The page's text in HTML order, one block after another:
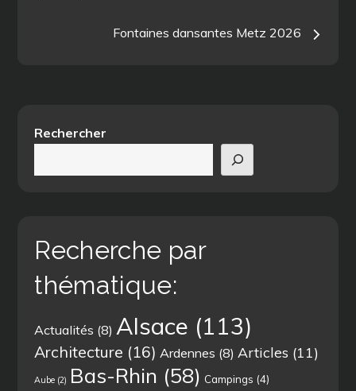
Fontaines dansantes Metz 2026
Rechercher
Recherche par
thématique:
Actualités (8) Alsace (113)
Architecture (16) Ardennes (8) Articles (11)
Aube (2) Bas-Rhin (58) Campings (4)